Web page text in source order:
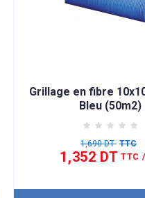
Grillage en fibre
Bleu (50m2)
1,690 DT TTC
1,352 DT TTC